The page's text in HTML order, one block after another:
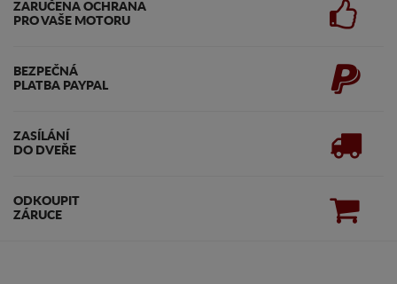
ZARUČENA OCHRANA
PRO VAŠE MOTORU
BEZPEČNÁ
PLATBA PAYPAL
ZASÍLÁNÍ
DO DVEŘE
ODKOUPIT
ZÁRUCE